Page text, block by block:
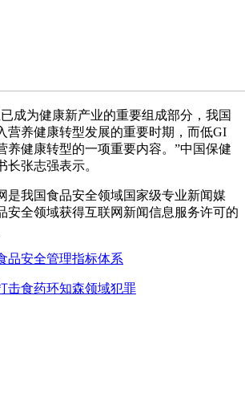
为健康新产业的重要组成部分，我国
营养健康转型发展的重要时期，而低GI
养健康转型的一项重要内容。”中国保健
长张志强表示。
我国食品安全领域国家级专业新闻媒
安全领域获得互联网新闻信息服务许可的
品安全管理指标体系
击食药环知森领域犯罪